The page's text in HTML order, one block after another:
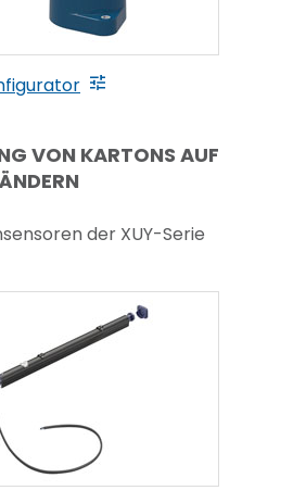
VON KARTONS AUF
der XUY-Serie